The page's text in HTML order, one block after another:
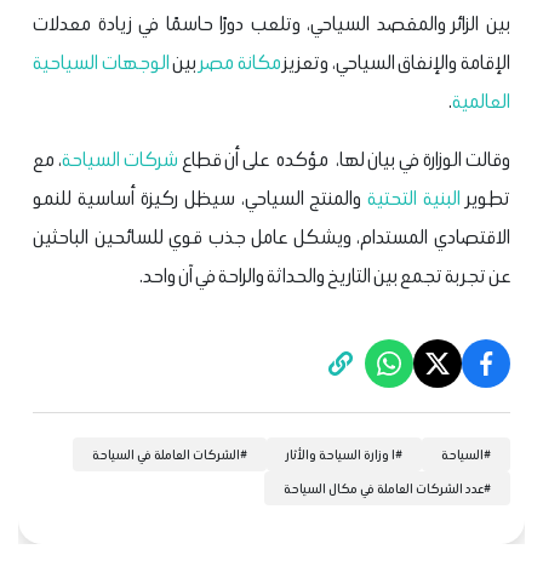
بين الزائر والمقصد السياحي، وتلعب دورًا حاسمًا في زيادة معدلات
الإقامة والإنفاق السياحي، وتعزيزمكانة مصربينالوجهات السياحية
العالمية.
وقالت الوزارة في بيان لها، مؤكده على أن قطاع شركات السياحة، مع
تطوير البنية التحتيةوالمنتج السياحي، سيظل ركيزة أساسية للنمو
الاقتصادي المستدام، ويشكل عامل جذب قوي للسائحين الباحثين
عن تجربة تجمع بين التاريخ والحداثة والراحة في آن واحد.
#السياحة #ا وزارة السياحة والأثار #الشركات العاملة في السياحة
#عدد الشركات العاملة في مكال السياحة